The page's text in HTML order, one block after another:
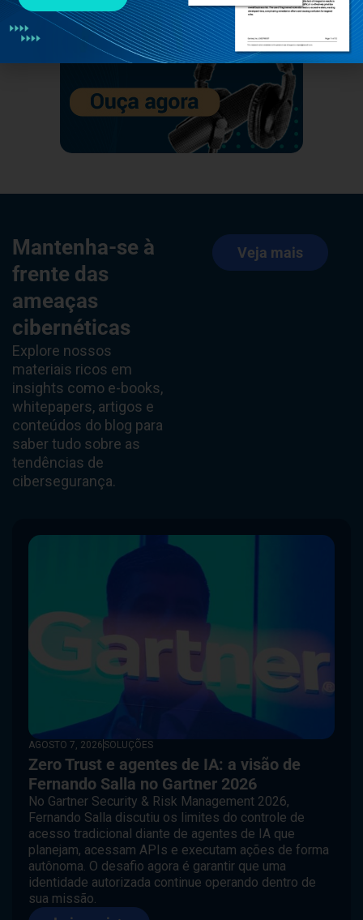
Mantenha-se à
frente das
ameaças
cibernéticas
Explore nossos
materiais ricos em
insights como e-books,
whitepapers, artigos e
conteúdos do blog para
saber tudo sobre as
tendências de
cibersegurança.
Veja mais
AGOSTO 7, 2026 SOLUÇÕES
Zero Trust e agentes de IA: a visão de
Fernando Salla no Gartner 2026
No Gartner Security & Risk Management 2026,
Fernando Salla discutiu os limites do controle de
acesso tradicional diante de agentes de IA que
planejam, acessam APIs e executam ações de forma
autônoma. O desafio agora é garantir que uma
identidade autorizada continue operando dentro de
sua missão.